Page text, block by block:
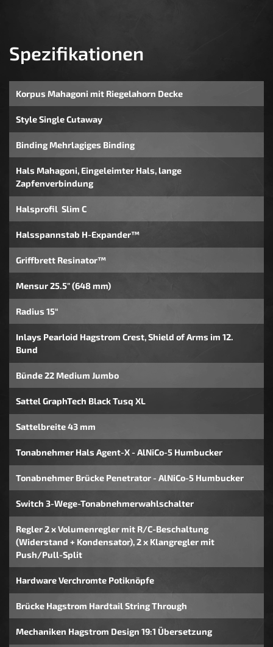
Spezifikationen
Korpus Mahagoni mit Riegelahorn Decke
Style Single Cutaway
Binding Mehrlagiges Binding
Hals Mahagoni, Eingeleimter Hals, lange
Zapfenverbindung
Halsprofil Slim C
Halsspannstab H-Expander™
Griffbrett Resinator™
Mensur 25.5" (648 mm)
Radius 15“
Inlays Pearloid Hagstrom Crest, Shield of Arms im 12.
Bund
Bünde 22 Medium Jumbo
Sattel GraphTech Black Tusq XL
Sattelbreite 43 mm
Tonabnehmer Hals Agent-X - AlNiCo-5 Humbucker
Tonabnehmer Brücke Penetrator - AlNiCo-5 Humbucker
Switch 3-Wege-Tonabnehmerwahlschalter
Regler 2 x Volumenregler mit R/C-Beschaltung
(Widerstand + Kondensator), 2 x Klangregler mit
Push/Pull-Split
Hardware Verchromte Potiknöpfe
Brücke Hagstrom Hardtail String Through
Mechaniken Hagstrom Design 19:1 Übersetzung